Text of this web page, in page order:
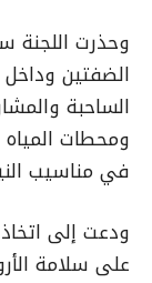
وحذرت اللجنة
الضفتين وداخل
الساحبة
ومحطات المياه
في مناسيب
ودعت إلى اتخاذ
على سلامة